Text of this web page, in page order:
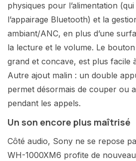
physiques pour l’alimentation
l’appairage Bluetooth) et la
ambiant/ANC, en plus d’une
la lecture et le volume. Le bouton
grand et concave, est plus facile
Autre ajout malin : un double
permet désormais de couper ou
pendant les appels.
Un son encore plus maîtrisé
Côté audio, Sony ne se repose
WH-1000XM6 profite de